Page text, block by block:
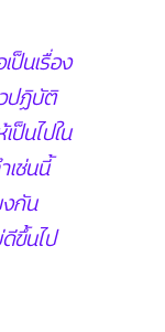
ป็นเรื่อง
ปฏิบัติ
ป็นไปใน
เช่นนี้
กัน
ขึ้นไป